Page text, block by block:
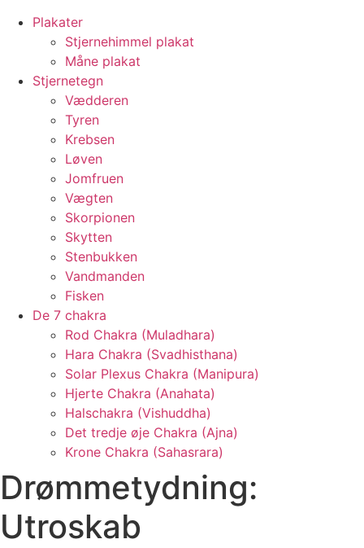
Plakater
Stjernehimmel plakat
Måne plakat
Stjernetegn
Vædderen
Tyren
Krebsen
Løven
Jomfruen
Vægten
Skorpionen
Skytten
Stenbukken
Vandmanden
Fisken
De 7 chakra
Rod Chakra (Muladhara)
Hara Chakra (Svadhisthana)
Solar Plexus Chakra (Manipura)
Hjerte Chakra (Anahata)
Halschakra (Vishuddha)
Det tredje øje Chakra (Ajna)
Krone Chakra (Sahasrara)
Drømmetydning:
Utroskab